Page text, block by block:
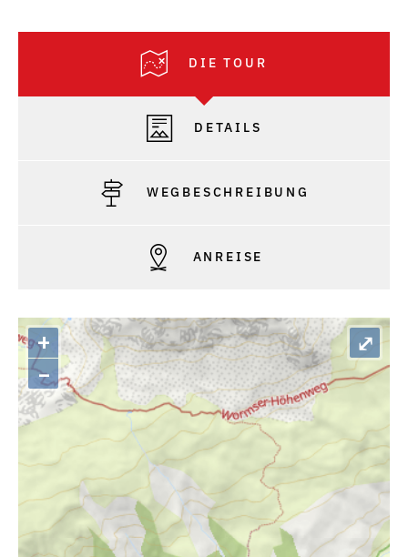
DIE TOUR
DETAILS
WEGBESCHREIBUNG
ANREISE
+
–
⤢